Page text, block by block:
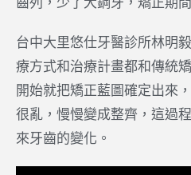
台中大里悠仕牙醫診所林明
療方式和治療計畫都和傳統
開始就把矯正藍圖確定出來
很亂，慢慢變成整齊，這過
來牙齒的變化。